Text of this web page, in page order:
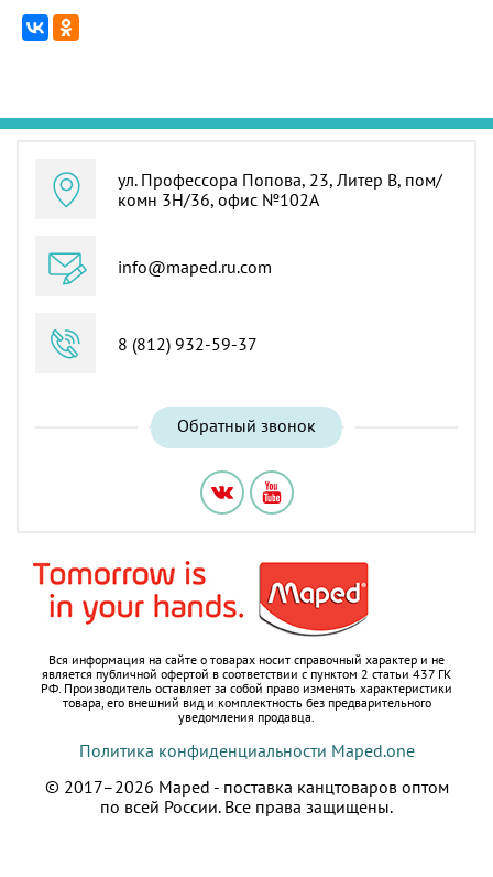
ул. Профессора Попова, 23, Литер В, пом/
комн 3Н/36, офис №102А
info@maped.ru.com
8 (812) 932-59-37
Обратный звонок
Вся информация на сайте о товарах носит справочный характер и не
является публичной офертой в соответствии с пунктом 2 статьи 437 ГК
РФ. Производитель оставляет за собой право изменять характеристики
товара, его внешний вид и комплектность без предварительного
уведомления продавца.
Политика конфиденциальности Maped.one
© 2017–2026 Maped - поставка канцтоваров оптом
по всей России.Все права защищены.